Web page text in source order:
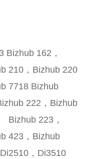
Bizhub 162，
210，Bizhub 220
7718 Bizhub
222，Bizhub
Bizhub 223，
423，Bizhub
，Di3510